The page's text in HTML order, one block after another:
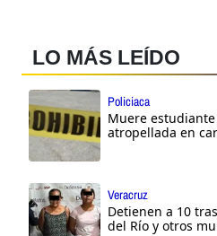
LO MÁS LEÍDO
Policiaca
Muere
atropellada en
Veracruz
Detienen a 10
del Río y otros